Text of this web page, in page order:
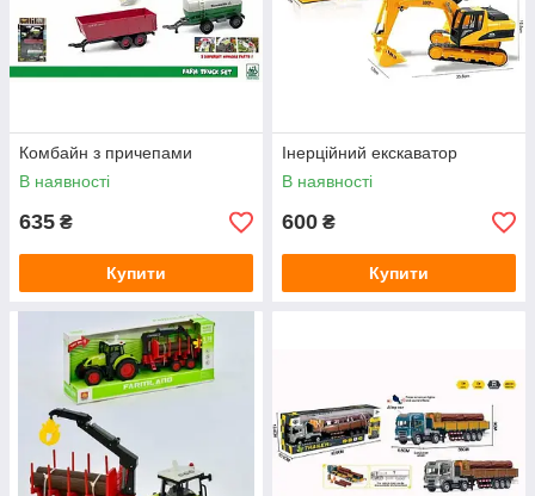
Комбайн з причепами
В наявності
635 ₴
Купити
Інерційний екскаватор
В наявності
600 ₴
Купити